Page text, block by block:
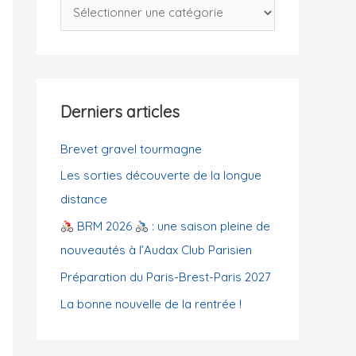
h
a
r
i
e
s
Derniers articles
Brevet gravel tourmagne
Les sorties découverte de la longue
distance
BRM 2026
: une saison pleine de
nouveautés à l’Audax Club Parisien
Préparation du Paris-Brest-Paris 2027
La bonne nouvelle de la rentrée !